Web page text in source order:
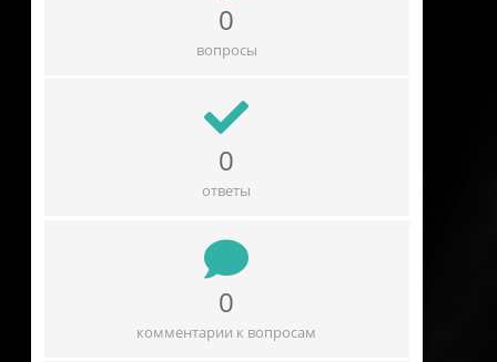
0
вопросы
0
ответы
0
комментарии к вопросам